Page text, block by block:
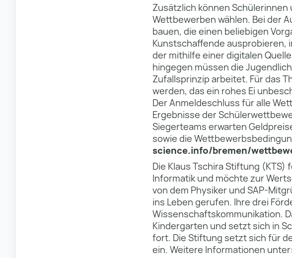
Zusätzlich können
Wettbewerben wählen. Bei der
bauen, die einen beliebigen
Kunstschaffende ausprobieren,
der mithilfe einer digitalen
hingegen müssen die
Zufallsprinzip arbeitet. Für das
werden, das ein rohes Ei
Der Anmeldeschluss für alle
Ergebnisse der
Siegerteams erwarten
sowie die
science.info/bremen/
Die Klaus Tschira Stiftung
Informatik und möchte zur
von dem Physiker und SAP-
ins Leben gerufen. Ihre drei
Wissenschaftskommunikation.
Kindergarten und setzt sich in
fort. Die Stiftung setzt sich für
ein. Weitere Informationen unter: